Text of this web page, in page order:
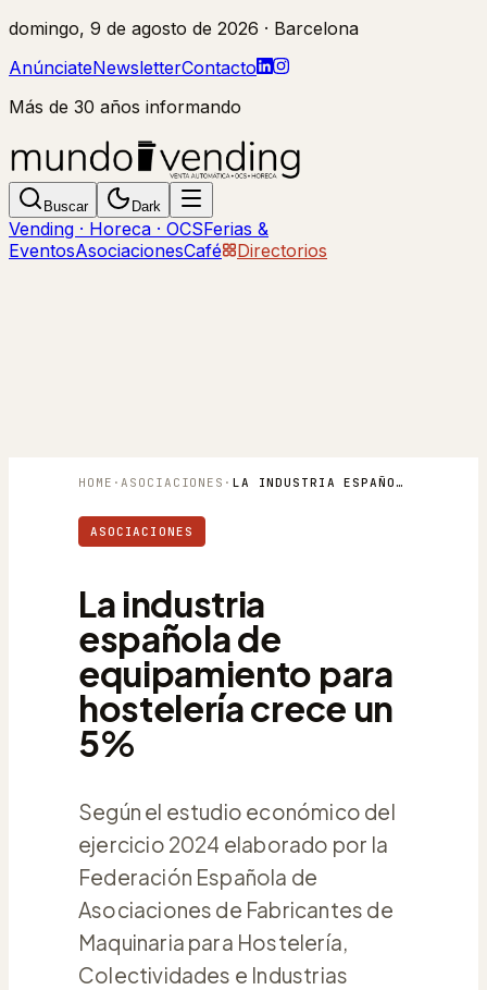
domingo, 9 de agosto de 2026 · Barcelona
AnúnciateNewsletterContacto
Más de 30 años informando
Buscar Dark
Vending · Horeca · OCSFerias &
EventosAsociacionesCafé Directorios
HOME ·ASOCIACIONES · LA INDUSTRIA ESPAÑOLA DE EQUIPAMIENTO PARA HOSTELERÍA CRECE UN 5%
ASOCIACIONES
La industria
española de
equipamiento para
hostelería crece un
5%
Según el estudio económico del
ejercicio 2024 elaborado por la
Federación Española de
Asociaciones de Fabricantes de
Maquinaria para Hostelería,
Colectividades e Industrias